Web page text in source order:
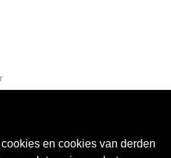
en cookies van derden